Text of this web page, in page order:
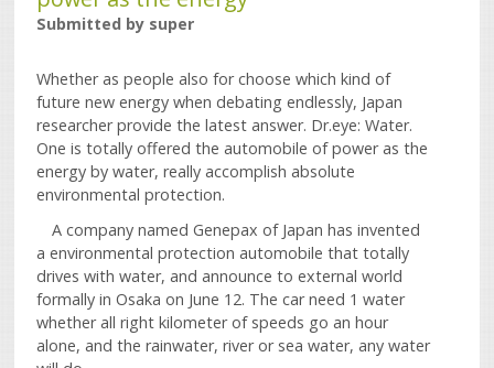
Submitted by super
Whether as people also for choose which kind of
future new energy when debating endlessly, Japan
researcher provide the latest answer. Dr.eye: Water.
One is totally offered the automobile of power as the
energy by water, really accomplish absolute
environmental protection.
A company named Genepax of Japan has invented
a environmental protection automobile that totally
drives with water, and announce to external world
formally in Osaka on June 12. The car need 1 water
whether all right kilometer of speeds go an hour
alone, and the rainwater, river or sea water, any water